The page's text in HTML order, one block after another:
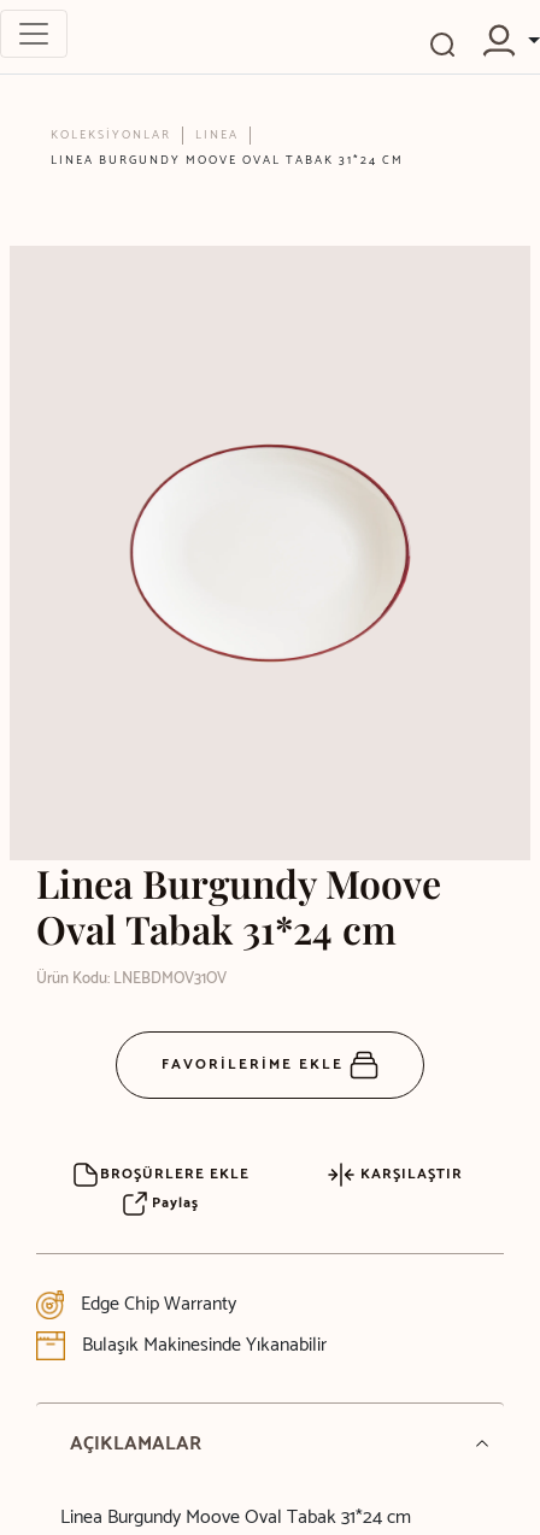
KOLEKSİYONLAR
LINEA
LINEA BURGUNDY MOOVE OVAL TABAK 31*24 CM
Linea Burgundy Moove
Oval Tabak 31*24 cm
Ürün Kodu: LNEBDMOV31OV
FAVORİLERİME EKLE
BROŞÜRLERE EKLE
KARŞILAŞTIR
Paylaş
Edge Chip Warranty
Bulaşık Makinesinde Yıkanabilir
AÇIKLAMALAR
Linea Burgundy Moove Oval Tabak 31*24 cm